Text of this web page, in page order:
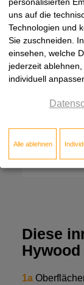
Diese
1a
personalisierten
uns auf die
Technologien und
Sie zuschneiden.
einsehen, welche
jederzeit
individuell
Alle ablehnen